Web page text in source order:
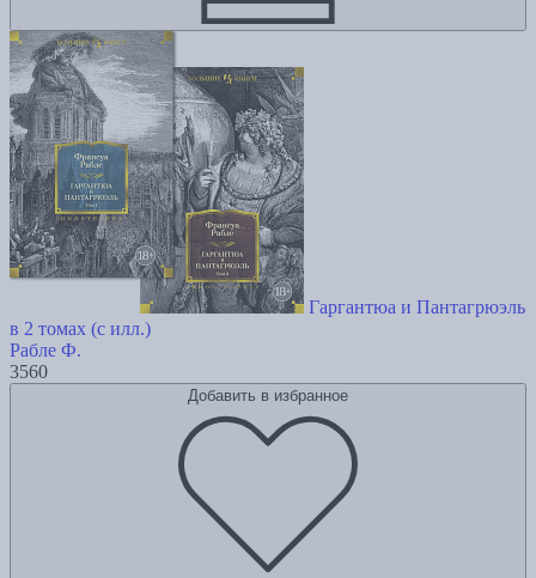
Гаргантюа и Пантагрюэль
в 2 томах (с илл.)
Рабле Ф.
3560
Добавить в избранное